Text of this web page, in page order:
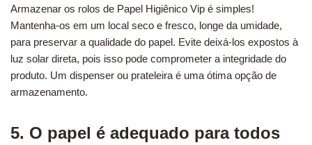
Armazenar os rolos de Papel Higiênico Vip é simples!
Mantenha-os em um local seco e fresco, longe da umidade,
para preservar a qualidade do papel. Evite deixá-los expostos à
luz solar direta, pois isso pode comprometer a integridade do
produto. Um dispenser ou prateleira é uma ótima opção de
armazenamento.
5. O papel é adequado para todos